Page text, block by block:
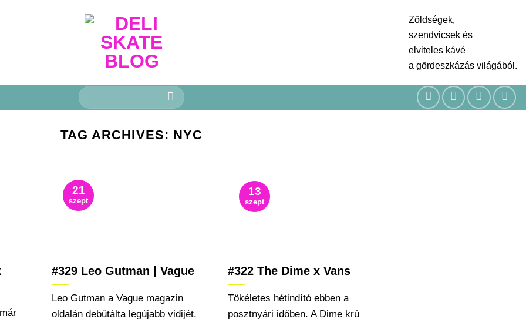
Zöldségek,
szendvicsek és
elviteles kávé
a gördeszkázás világából.
Keresés
a
TAG ARCHIVES: NYC
#329 Leo Gutman | Vague
Leo Gutman a Vague magazin
oldalán debütálta legújabb vidijét.
21
szept
#322 The Dime x Vans
Tökéletes hétindító ebben a
posztnyári időben. A Dime krú
13
szept